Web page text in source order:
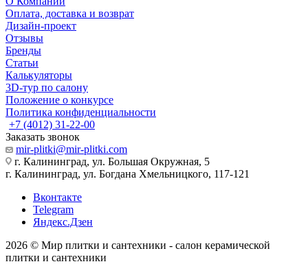
Оплата, доставка и возврат
Дизайн-проект
Отзывы
Бренды
Статьи
Калькуляторы
3D-тур по салону
Положение о конкурсе
Политика конфиденциальности
+7 (4012) 31-22-00
Заказать звонок
mir-plitki@mir-plitki.com
г. Калининград, ул. Большая Окружная, 5
г. Калининград, ул. Богдана Хмельницкого, 117-121
Вконтакте
Telegram
Яндекс.Дзен
2026 © Мир плитки и сантехники - салон керамической
плитки и сантехники